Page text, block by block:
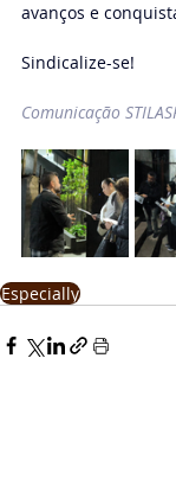
avanços e
Sindicalize-se!
Comunicação
Especially